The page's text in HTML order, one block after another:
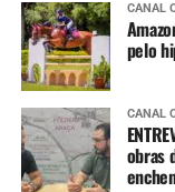
CANAL
pelo
CANAL
obras